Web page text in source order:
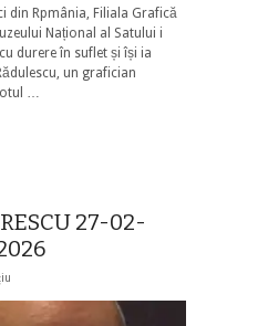
din Rpmânia, Filiala Grafică
Național al Satului i
durere în suflet și își ia
un grafician
…
27-02-